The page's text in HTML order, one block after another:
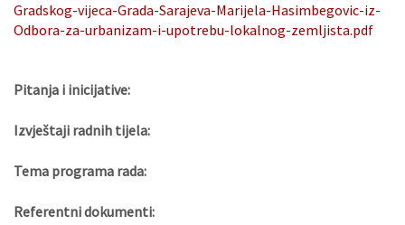
Gradskog-vijeca-Grada-Sarajeva-Marijela-Hasimbegovic-iz-
Odbora-za-urbanizam-i-upotrebu-lokalnog-zemljista.pdf
Pitanja i inicijative:
Izvještaji radnih tijela:
Tema programa rada:
Referentni dokumenti: